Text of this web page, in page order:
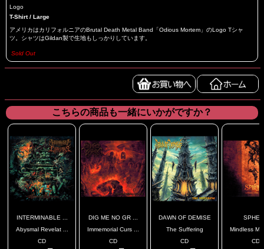
Logo
T-Shirt / Large
アメリカはカリフォルニアのBrutal Death Metal Band「Odious Mortem」のLogo Tシャ
ツ。シャツはGildan製で生地もしっかりしています。
Sold Out
こちらの商品も一緒にいかがですか？
INTERMINABLE ...
Abysmal Revelat ...
CD
DIG ME NO GR ...
Immemorial Curs ...
CD
DAWN OF DEMISE
The Suffering
CD
Mindless
CD